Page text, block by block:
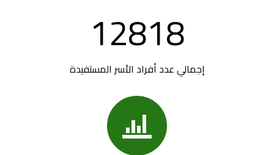
12818
إجمالي عدد أفراد الأسر المستفيدة
